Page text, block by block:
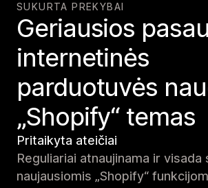
SUKURTA PREKYBAI
Geriausios
internetinės
parduotuvės
„Shopify“ temas
Pritaikyta ateičiai
Reguliariai atnaujinama ir visada
naujausiomis „Shopify“